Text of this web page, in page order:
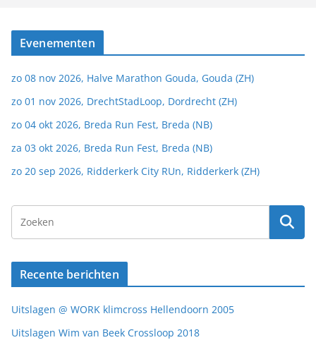
Evenementen
zo 08 nov 2026, Halve Marathon Gouda, Gouda (ZH)
zo 01 nov 2026, DrechtStadLoop, Dordrecht (ZH)
zo 04 okt 2026, Breda Run Fest, Breda (NB)
za 03 okt 2026, Breda Run Fest, Breda (NB)
zo 20 sep 2026, Ridderkerk City RUn, Ridderkerk (ZH)
Recente berichten
Uitslagen @ WORK klimcross Hellendoorn 2005
Uitslagen Wim van Beek Crossloop 2018